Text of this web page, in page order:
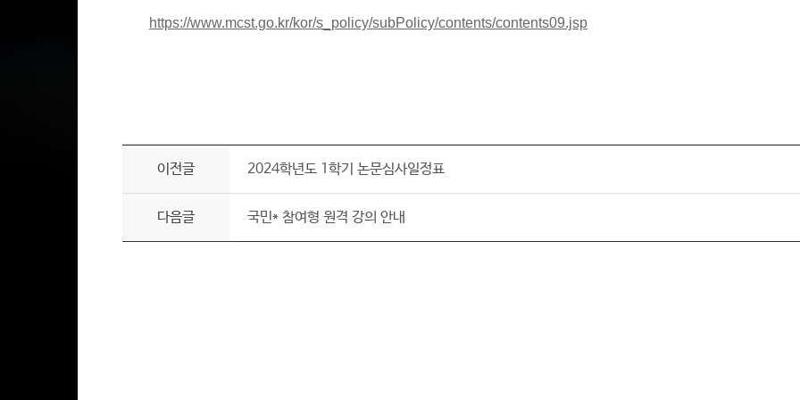
https://www.mcst.go.kr/kor/s_policy/subPolicy/contents/contents09.jsp
이전글 2024학년도 1학기 논문심사일정표
다음글 국민* 참여형 원격 강의 안내